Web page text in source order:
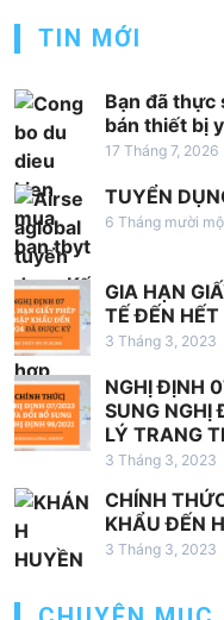
n
g
b
à
i
v
i
ế
t
TIN MỚI
Bạn đã thực
bán thiết bị
17 Tháng 7, 2026
TUYỂN
6 Tháng mười
GIA HẠN
TẾ ĐẾN
3 Tháng 3, 2023
NGHỊ ĐỊNH
SUNG
LÝ TRANG
3 Tháng 3, 2023
CHÍNH
KHẨU ĐẾN
3 Tháng 3, 2023